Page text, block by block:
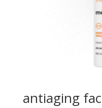
antiaging